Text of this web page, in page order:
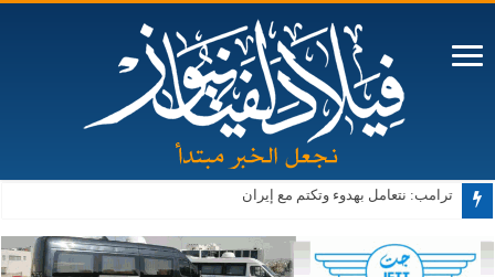
“الطاقة النيابية” تدعو لتشديد الرقابة على محطات المحروقات وتبحث شكاوى